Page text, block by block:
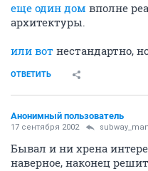
еще один дом вполне
архитектуры.
или вот нестандартно,
ОТВЕТИТЬ
Анонимный пользователь
17 сентября 2002 subway_man
Бывал и ни хрена
наверное, наконец